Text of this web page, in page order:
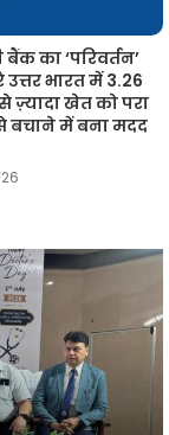
का ‘परिवर्तन’
उत्तर भारत में 3.26
खेत को परा
बचाने में बना मदद